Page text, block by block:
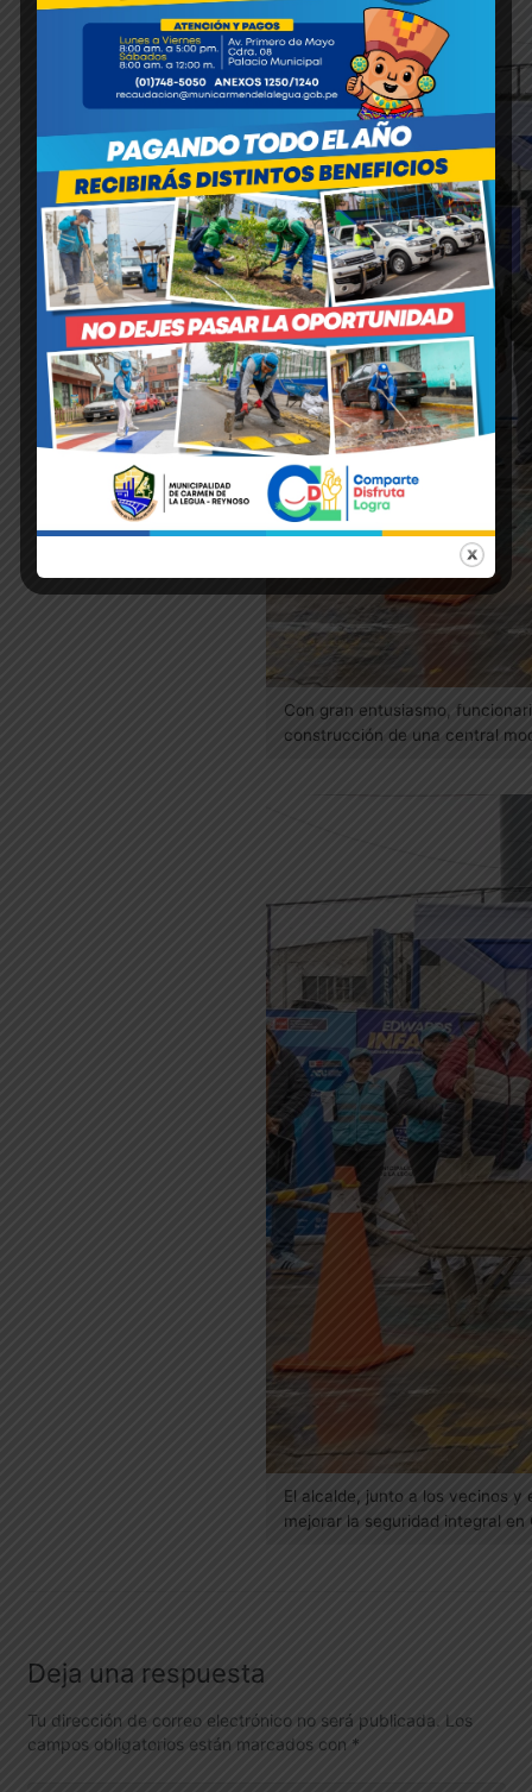
Con gran entusiasmo,
construcción de una central
El alcalde, junto a los vecinos
mejorar la seguridad integral
Deja una respuesta
Tu dirección de correo electrónico no será publicada. Los
campos obligatorios están marcados con *